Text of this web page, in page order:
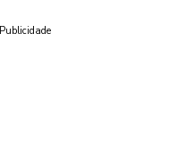
Publicidade